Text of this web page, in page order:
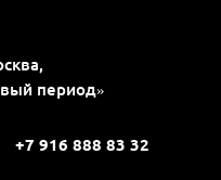
период»
+7 916 888 83 32